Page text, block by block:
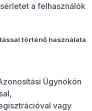
a felhasználók
történő használata
Ügynökön
vagy